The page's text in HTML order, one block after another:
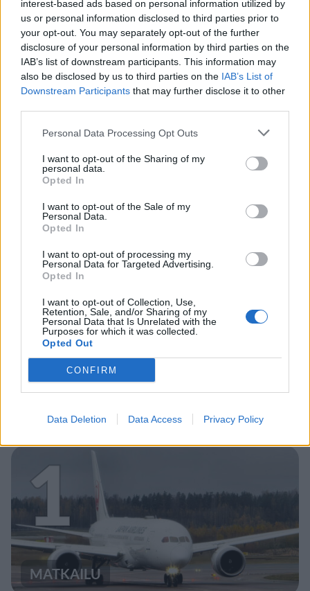
interest-based ads based on personal information utilized by
us or personal information disclosed to third parties prior to
your opt-out. You may separately opt-out of the further
disclosure of your personal information by third parties on the
IAB’s list of downstream participants. This information may
also be disclosed by us to third parties on the IAB’s List of
Downstream Participants that may further disclose it to other
Personal Data Processing Opt Outs
I want to opt-out of the Sharing of my
personal data.
Opted In
I want to opt-out of the Sale of my
Personal Data.
Opted In
I want to opt-out of processing my
Personal Data for Targeted Advertising.
Opted In
I want to opt-out of Collection, Use,
Retention, Sale, and/or Sharing of my
Personal Data that Is Unrelated with the
Purposes for which it was collected.
Opted Out
CONFIRM
Data Deletion Data Access Privacy Policy
Staran luetuimmat
1
MATKAILU